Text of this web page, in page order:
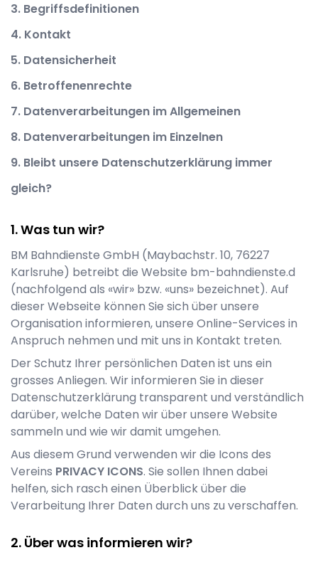
3. Begriffsdefinitionen
4. Kontakt
5. Datensicherheit
6. Betroffenenrechte
7. Datenverarbeitungen im Allgemeinen
8. Datenverarbeitungen im Einzelnen
9. Bleibt unsere Datenschutzerklärung immer
gleich?
Was tun wir?
BM Bahndienste GmbH (Maybachstr. 10, 76227
Karlsruhe) betreibt die Website bm-bahndienste.d
(nachfolgend als «wir» bzw. «uns» bezeichnet). Auf
dieser Webseite können Sie sich über unsere
Organisation informieren, unsere Online-Services in
Anspruch nehmen und mit uns in Kontakt treten.
Der Schutz Ihrer persönlichen Daten ist uns ein
grosses Anliegen. Wir informieren Sie in dieser
Datenschutzerklärung transparent und verständlich
darüber, welche Daten wir über unsere Website
sammeln und wie wir damit umgehen.
Aus diesem Grund verwenden wir die Icons des
Vereins PRIVACY ICONS. Sie sollen Ihnen dabei
helfen, sich rasch einen Überblick über die
Verarbeitung Ihrer Daten durch uns zu verschaffen.
Über was informieren wir?